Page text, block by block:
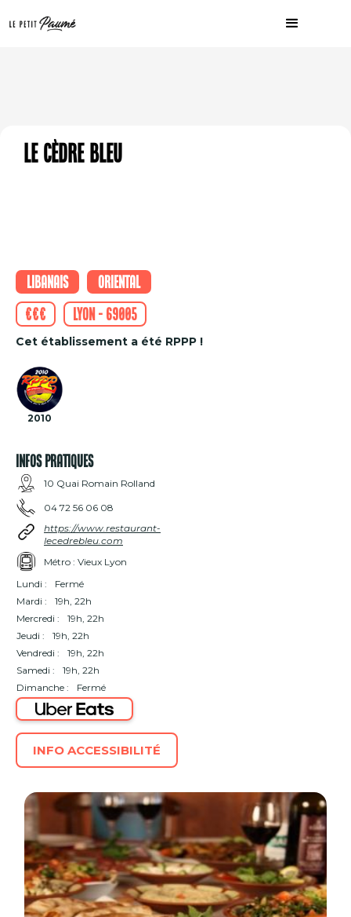
Le Cèdre Bleu
Libanais
Oriental
€€€
Lyon - 69005
Cet établissement a été RPPP !
2010
INFOS PRATIQUES
10 Quai Romain Rolland
04 72 56 06 08
https://www.restaurant-
lecedrebleu.com
Métro : Vieux Lyon
Lundi :
Fermé
Mardi :
19h, 22h
Mercredi :
19h, 22h
Jeudi :
19h, 22h
Vendredi :
19h, 22h
Samedi :
19h, 22h
Dimanche :
Fermé
INFO ACCESSIBILITÉ